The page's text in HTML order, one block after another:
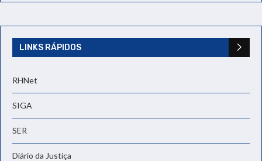
LINKS RÁPIDOS
RHNet
SIGA
SER
Diário da Justiça